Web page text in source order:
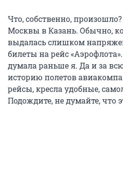
Что, собственно,
Москвы в Казань. Обычно,
выдалась слишком
билеты на рейс
думала раньше я. Да и за
историю полетов
рейсы, кресла удобные,
Подождите, не думайте, что